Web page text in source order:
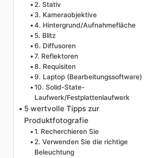
2. Stativ
3. Kameraobjektive
4. Hintergrund/Aufnahmefläche
5. Blitz
6. Diffusoren
7. Reflektoren
8. Requisiten
9. Laptop (Bearbeitungssoftware)
10. Solid-State-
Laufwerk/Festplattenlaufwerk
5 wertvolle Tipps zur
Produktfotografie
1. Recherchieren Sie
2. Verwenden Sie die richtige
Beleuchtung